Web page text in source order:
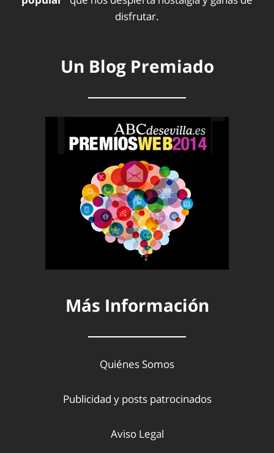
disfrutar.
Un Blog Premiado
Más Información
Quiénes Somos
Publicidad y posts patrocinados
Aviso Legal